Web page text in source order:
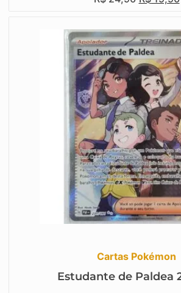
Cartas Pokémon
Estudante de Paldea